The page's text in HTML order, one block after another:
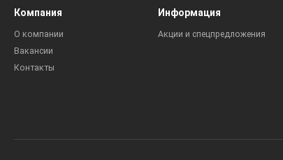
Компания
О компании
Вакансии
Контакты
Информация
Акции и спецпредложения